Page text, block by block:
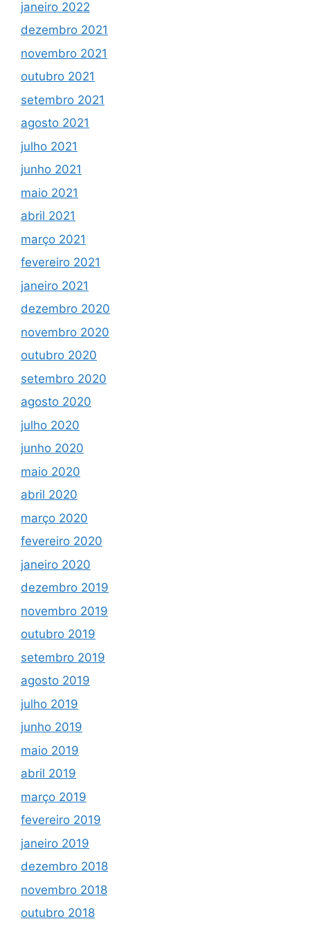
janeiro 2022
dezembro 2021
novembro 2021
outubro 2021
setembro 2021
agosto 2021
julho 2021
junho 2021
maio 2021
abril 2021
março 2021
fevereiro 2021
janeiro 2021
dezembro 2020
novembro 2020
outubro 2020
setembro 2020
agosto 2020
julho 2020
junho 2020
maio 2020
abril 2020
março 2020
fevereiro 2020
janeiro 2020
dezembro 2019
novembro 2019
outubro 2019
setembro 2019
agosto 2019
julho 2019
junho 2019
maio 2019
abril 2019
março 2019
fevereiro 2019
janeiro 2019
dezembro 2018
novembro 2018
outubro 2018